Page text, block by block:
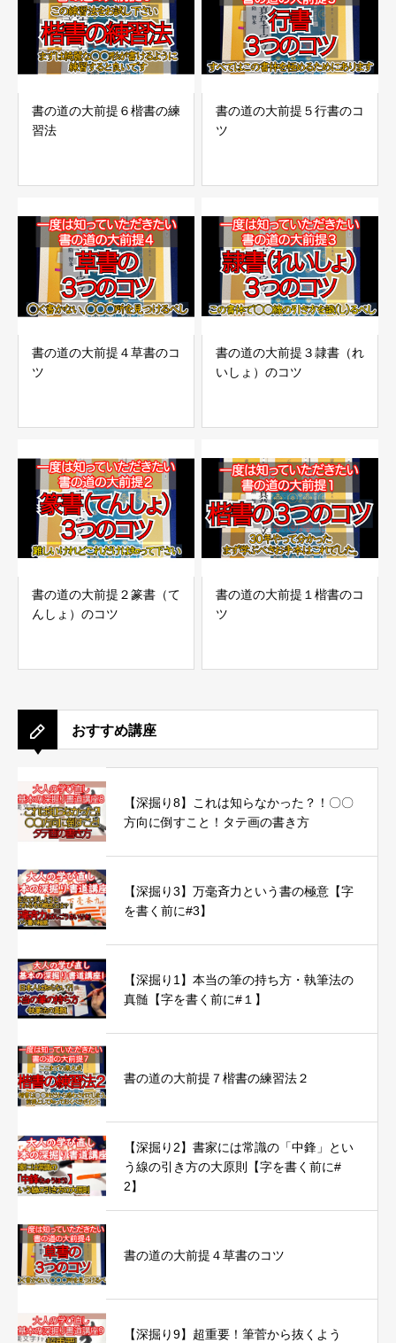
書の道の大前提６楷書の練
習法
書の道の大前提５行書のコ
ツ
書の道の大前提４草書のコ
ツ
書の道の大前提３隷書（れ
いしょ）のコツ
書の道の大前提２篆書（て
んしょ）のコツ
書の道の大前提１楷書のコ
ツ
おすすめ講座
【深掘り8】これは知らなかった？！〇〇
方向に倒すこと！タテ画の書き方
【深掘り3】万毫斉力という書の極意【字
を書く前に#3】
【深掘り1】本当の筆の持ち方・執筆法の
真髄【字を書く前に#１】
書の道の大前提７楷書の練習法２
【深掘り2】書家には常識の「中鋒」とい
う線の引き方の大原則【字を書く前に#
2】
書の道の大前提４草書のコツ
【深掘り9】超重要！筆菅から抜くよう